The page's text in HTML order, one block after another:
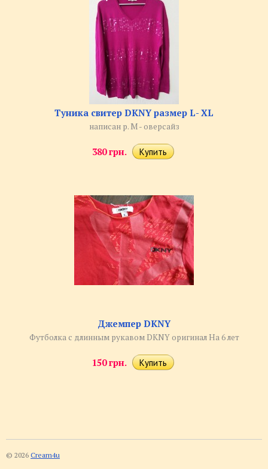
Туника свитер DKNY размер L- XL
написан р. М - оверсайз
380 грн.
Джемпер DKNY
Футболка с длинным рукавом DKNY оригинал На 6 лет
150 грн.
© 2026 Cream4u